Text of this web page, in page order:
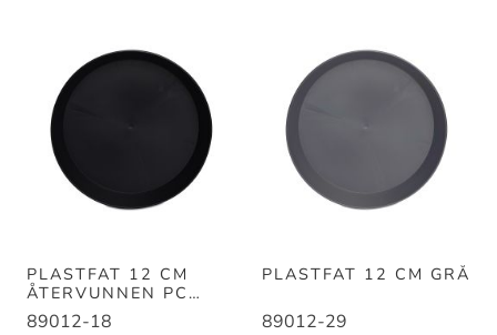
PLASTFAT 12 CM
ÅTERVUNNEN PC
SVART
89012-18
PLASTFAT 12 CM GRÅ
89012-29